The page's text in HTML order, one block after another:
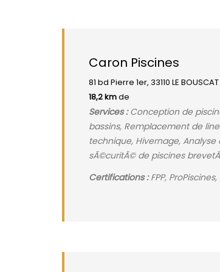
Caron Piscines
81 bd Pierre 1er, 33110 LE BOUSCAT
18,2 kmde
Services :Conception de
bassins, Remplacement de
technique, Hivernage,
sÃ©curitÃ© de piscines
Certifications :FPP,